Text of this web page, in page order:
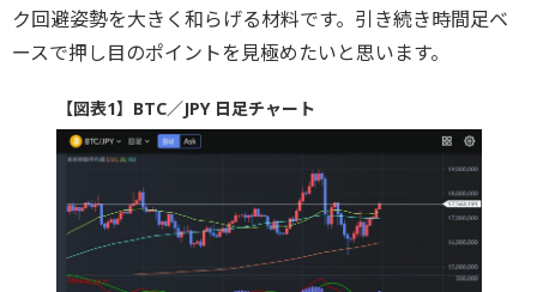
ク回避姿勢を大きく和らげる材料です。引き続き時間足ベ
ースで押し目のポイントを見極めたいと思います。
【図表1】BTC／JPY 日足チャート